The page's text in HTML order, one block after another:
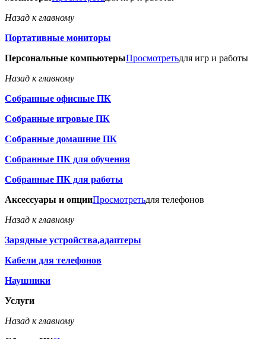
Назад к главному
Портативные мониторы
Персональные компьютерыПросмотретьдля игр и работы
Назад к главному
Собранные офисные ПК
Собранные игровые ПК
Собранные домашние ПК
Собранные ПК для обучения
Собранные ПК для работы
Аксессуары и опцииПросмотретьдля телефонов
Назад к главному
Зарядные устройства,адаптеры
Кабели для телефонов
Наушники
Услуги
Назад к главному